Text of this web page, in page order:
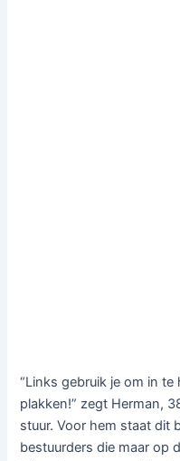
“Links gebruik je om in
plakken!” zegt Herman,
stuur. Voor hem staat dit
bestuurders die maar op